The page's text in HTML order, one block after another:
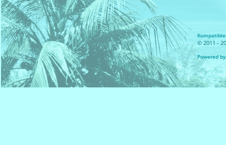
© 2011 -
Powered by